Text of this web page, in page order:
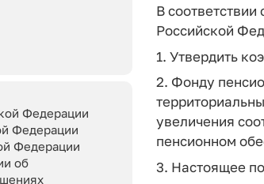
Федерации
Федерации
Федерации
об
В
Российской
1. Утвердить
2. Фонду
увеличения
пенсионном
3. Настоящее